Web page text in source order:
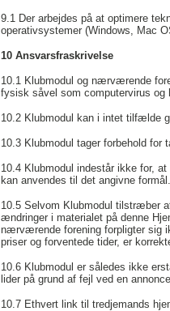
9.1 Der arbejdes på at optimere
operativsystemer (Windows, Mac
10 Ansvarsfraskrivelse
10.1 Klubmodul og nærværende
fysisk såvel som computervirus og
10.2 Klubmodul kan i intet tilfælde
10.3 Klubmodul tager forbehold for
10.4 Klubmodul indestår ikke for,
kan anvendes til det angivne formål.
10.5 Selvom Klubmodul tilstræber
ændringer i materialet på denne
nærværende forening forpligter sig
priser og forventede tider, er
10.6 Klubmodul er således ikke
lider på grund af fejl ved en
10.7 Ethvert link til tredjemands